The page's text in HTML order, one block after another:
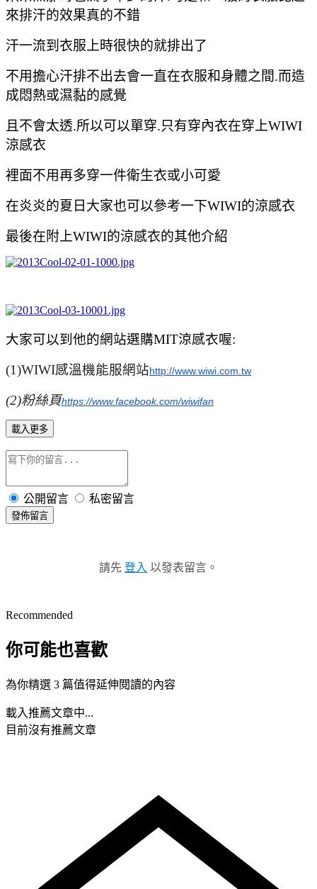
來排汗的效果真的不錯
汗一流到衣服上時很快的就排出了
不用擔心汗排不出去會一直在衣服和身體之間.而造
成悶熱或濕黏的感覺
且不會太透.所以可以單穿.只有穿內衣在穿上WIWI
涼感衣
裡面不用再多穿一件衛生衣或小可愛
在炎炎的夏日大家也可以參考一下WIWI的涼感衣
最後在附上WIWI的涼感衣的其他介紹
大家可以到他的網站選購MIT涼感衣喔:
(1)WIWI感溫機能服網站http://www.wiwi.com.tw
(2)粉絲頁https://www.facebook.com/wiwifan
載入更多
公開留言 私密留言
發佈留言
請先 登入 以發表留言。
Recommended
你可能也喜歡
為你精選 3 篇值得延伸閱讀的內容
載入推薦文章中...
目前沒有推薦文章